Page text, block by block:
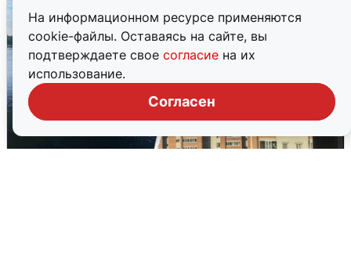
На информационном ресурсе применяются
cookie-файлы. Оставаясь на сайте, вы
подтверждаете свое согласие на их
использование.
Согласен